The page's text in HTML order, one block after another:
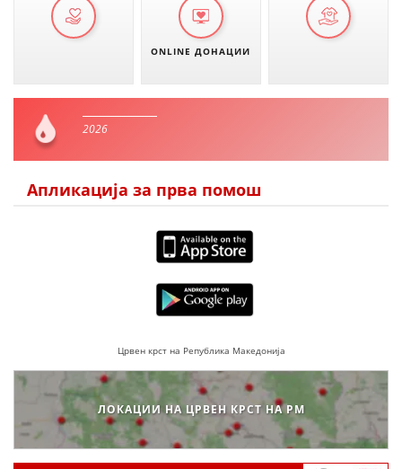
ONLINE ДОНАЦИИ
2026
Апликација за прва помош
Црвен крст на Република Македонија
ЛОКАЦИИ НА ЦРВЕН КРСТ НА РМ